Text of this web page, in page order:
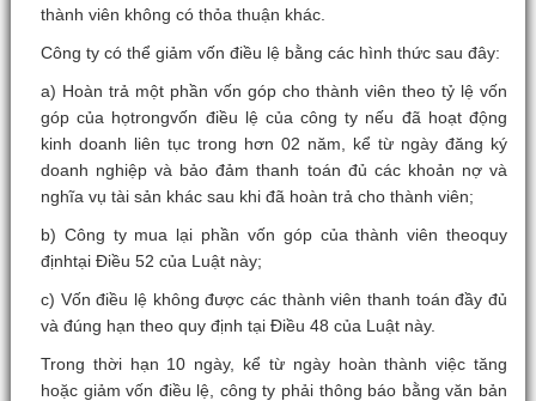
thành viên không có thỏa thuận khác.
Công ty có thể giảm vốn điều lệ bằng các hình thức sau đây:
a) Hoàn trả một phần vốn góp cho thành viên theo tỷ lệ vốn
góp của họtrongvốn điều lệ của công ty nếu đã hoạt động
kinh doanh liên tục trong hơn 02 năm, kể từ ngày đăng ký
doanh nghiệp và bảo đảm thanh toán đủ các khoản nợ và
nghĩa vụ tài sản khác sau khi đã hoàn trả cho thành viên;
b) Công ty mua lại phần vốn góp của thành viên theoquy
địnhtại Điều 52 của Luật này;
c) Vốn điều lệ không được các thành viên thanh toán đầy đủ
và đúng hạn theo quy định tại Điều 48 của Luật này.
Trong thời hạn 10 ngày, kể từ ngày hoàn thành việc tăng
hoặc giảm vốn điều lệ, công ty phải thông báo bằng văn bản